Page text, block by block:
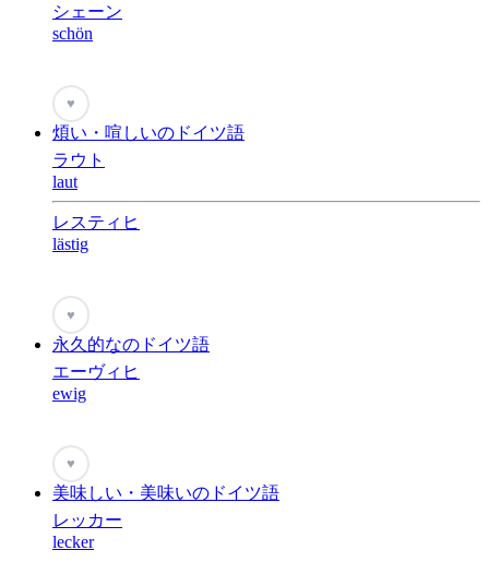
シェーン
schön
♥
煩い・喧しいのドイツ語
ラウト
laut
レスティヒ
lästig
♥
永久的なのドイツ語
エーヴィヒ
ewig
♥
美味しい・美味いのドイツ語
レッカー
lecker